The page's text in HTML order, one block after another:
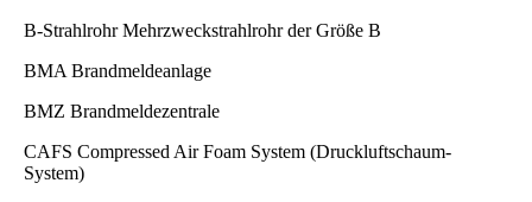
B-Strahlrohr Mehrzweckstrahlrohr der Größe B
BMA Brandmeldeanlage
BMZ Brandmeldezentrale
CAFS Compressed Air Foam System (Druckluftschaum-
System)